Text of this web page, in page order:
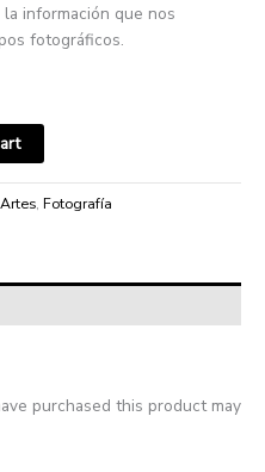
información que nos
fotográficos.
Artes, Fotografía
purchased this product may